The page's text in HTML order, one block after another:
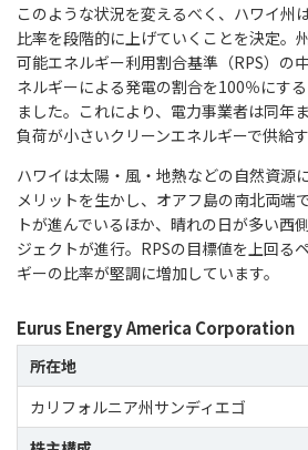
このような状況を変えるべく、ハワイ州
比率を段階的に上げていくことを決定。
可能エネルギー利用割合基準（RPS）の
ネルギーによる発電の割合を100％にす
ました。これにより、電力事業者は同年
負荷が小さいクリーンエネルギーで供給
ハワイは太陽・風・地熱などの自然資源
メリットを生かし、オアフ島の南北両端
トが進んでいるほか、晴れの日が多い西
ジェクトが進行。RPSの目標値を上回る
ギーの比率が堅調に増加しています。
Eurus Energy America Corporation
所在地
カリフォルニア州サンディエゴ